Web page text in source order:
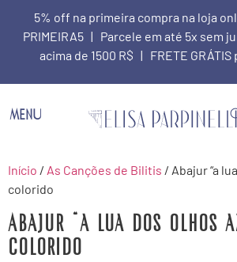
5% off na primeira compra na loja
PRIMEIRA5 | Parcele em até 5x sem
acima de 1500 R$ | FRETE GRÁTIS
MENU
Início / As Canções de Bilitis / Abajur “a
colorido
Abajur “a lua dos olhos
colorido